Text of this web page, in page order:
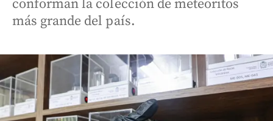
conforman la colección de meteoritos
más grande del país.